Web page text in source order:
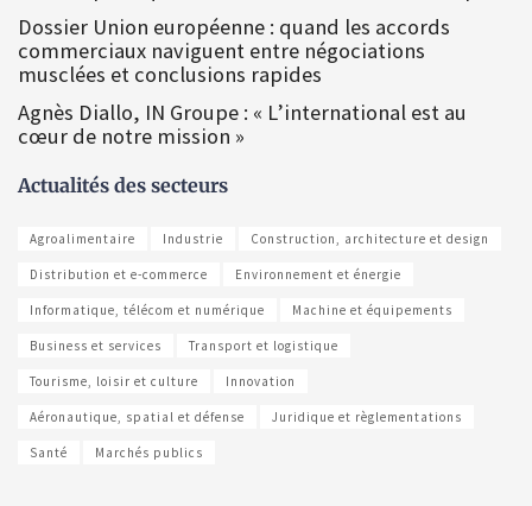
Dossier Union européenne : quand les accords
commerciaux naviguent entre négociations
musclées et conclusions rapides
Agnès Diallo, IN Groupe : « L’international est au
cœur de notre mission »
Actualités des secteurs
Agroalimentaire Industrie Construction, architecture et design
Distribution et e-commerce Environnement et énergie
Informatique, télécom et numérique Machine et équipements
Business et services Transport et logistique
Tourisme, loisir et culture Innovation
Aéronautique, spatial et défense Juridique et règlementations
Santé Marchés publics